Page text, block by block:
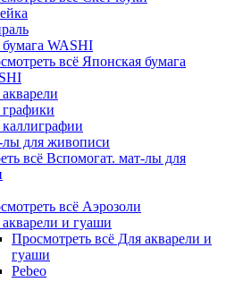
WASHI
всё Японская бумага
лы для живописи
всё Вспомогат. мат-лы для
всё Аэрозоли
и гуаши
Просмотреть всё Для акварели и
гуаши
Pebeo